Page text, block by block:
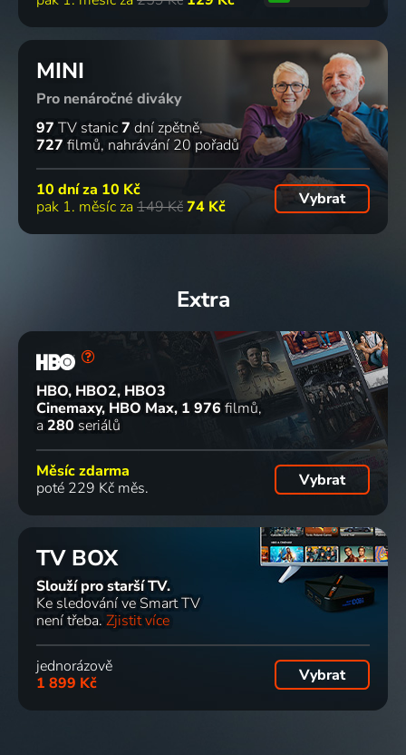
MINI
Pro nenáročné diváky
97 TV stanic7 dní zpětně
727 filmů nahrávání 20 pořadů
10 dní za 10 Kč
pak 1. měsíc za 149 Kč74 Kč Vybrat
Extra
HBO, HBO2, HBO3
Cinemaxy, HBO Max 1 976 filmů
a 280 seriálů
Měsíc zdarma
poté 229 Kč měs.
Vybrat
TV BOX
Slouží pro starší TV.
Ke sledování ve Smart TV
není třeba. Zjistit více
jednorázově
1 899 Kč
Vybrat